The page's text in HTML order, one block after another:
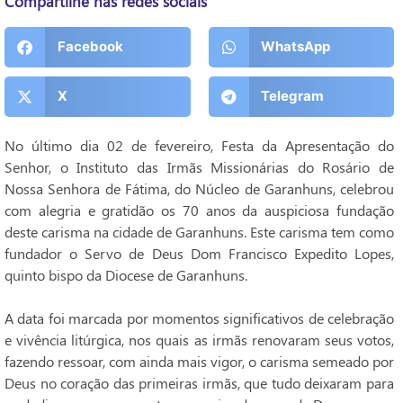
Facebook WhatsApp
X Telegram
No último dia 02 de fevereiro, Festa da Apresentação do
Senhor, o Instituto das Irmãs Missionárias do Rosário de
Nossa Senhora de Fátima, do Núcleo de Garanhuns, celebrou
com alegria e gratidão os 70 anos da auspiciosa fundação
deste carisma na cidade de Garanhuns. Este carisma tem como
fundador o Servo de Deus Dom Francisco Expedito Lopes,
quinto bispo da Diocese de Garanhuns.
A data foi marcada por momentos significativos de celebração
e vivência litúrgica, nos quais as irmãs renovaram seus votos,
fazendo ressoar, com ainda mais vigor, o carisma semeado por
Deus no coração das primeiras irmãs, que tudo deixaram para